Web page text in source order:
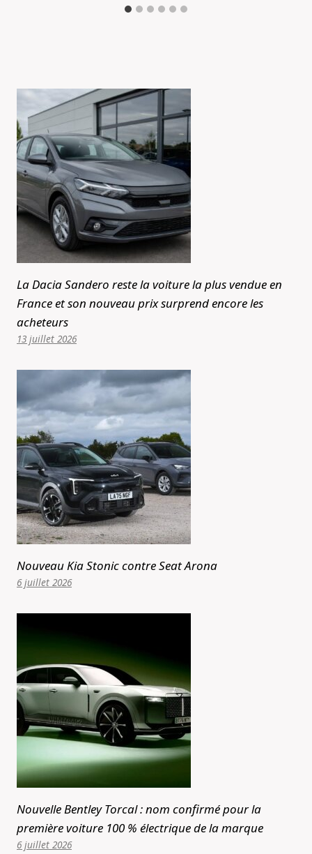
La Dacia Sandero reste la voiture la plus vendue en
France et son nouveau prix surprend encore les
acheteurs
13 juillet 2026
Nouveau Kia Stonic contre Seat Arona
6 juillet 2026
Nouvelle Bentley Torcal : nom confirmé pour la
première voiture 100 % électrique de la marque
6 juillet 2026